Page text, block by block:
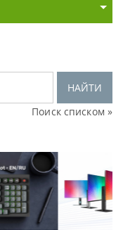
НАЙТИ
Поиск списком »